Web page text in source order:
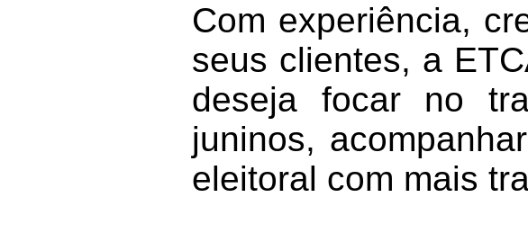
Com experiência,
seus clientes, a
deseja focar no
juninos,
eleitoral com mais